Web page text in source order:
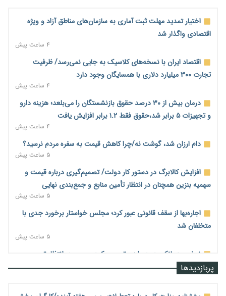
اختیار تمدید مهلت ثبت آماری به سازمان‌های مناطق آزاد و ویژه
اقتصادی واگذار شد
۴ ساعت پیش
اقتصاد ایران با نسخه‌های کلاسیک به جایی نمی‌رسد/ ظرفیت
تجارت ۳۰۰ میلیارد دلاری با همسایگان وجود دارد
۴ ساعت پیش
درمان بیش از ۳۰ درصد حقوق بازنشستگان را می‌بلعد؛ هزینه دارو
و تجهیزات ۵ برابر شد،حقوق فقط ۱.۲ برابر افزایش یافت
۴ ساعت پیش
دام ارزان شد، گوشت نه/چرا کاهش قیمت به سفره مردم نرسید؟
۵ ساعت پیش
افزایش کالابرگ در دستور کار دولت/ تصمیم‌گیری درباره قیمت و
سهمیه بنزین همچنان در انتظار تأمین منابع و جمع‌بندی نهایی
۵ ساعت پیش
اجاره‌بها از سقف قانونی عبور کرد؛ مجلس خواستار برخورد جدی با
متخلفان شد
۵ ساعت پیش
نرخ سود بانکی در دوراهی تورم و رکود؛ بورس در انتظار تصمیم
سیاست‌گذار
پربازدیدها